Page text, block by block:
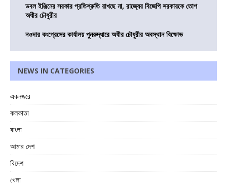
ডবল ইঞ্জিনের সরকার প্রতিশ্রুতি রাখছে না, রাজ্যের বিজেপি সরকারকে তোপ
অধীর চৌধুরীর
নওদার কংগ্রেসের কার্যালয় পুনরুদ্ধারে অধীর চৌধুরীর অবস্থান বিক্ষোভ
NEWS IN CATEGORIES
একনজরে
কলকাতা
বাংলা
আমার দেশ
বিদেশ
খেলা